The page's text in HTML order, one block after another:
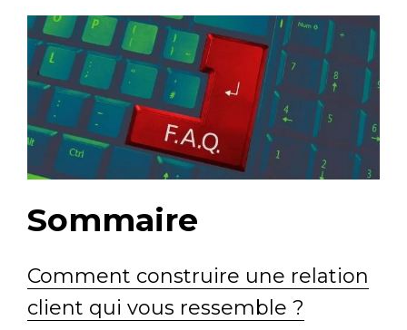
Sommaire
Comment construire une relation
client qui vous ressemble ?